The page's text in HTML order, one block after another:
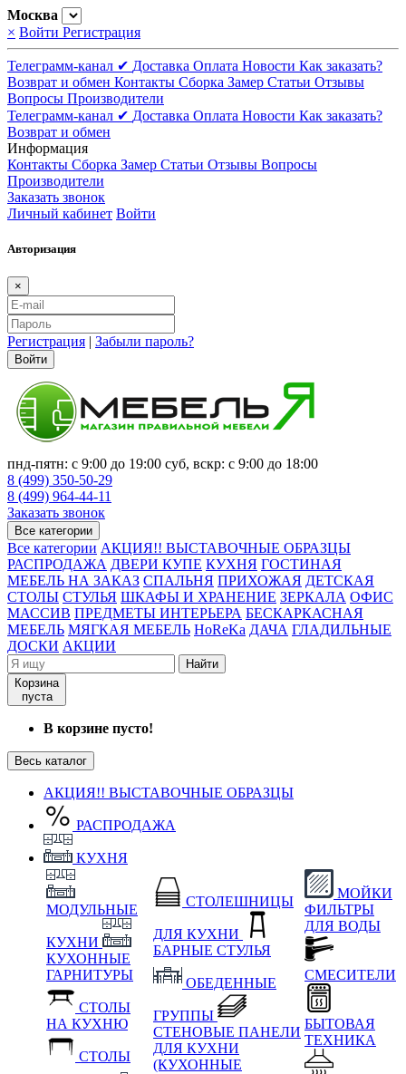
Москва
× Войти Регистрация
Телеграмм-канал ✔ Доставка Оплата Новости Как заказать?
Возврат и обмен Контакты Сборка Замер Статьи Отзывы
Вопросы Производители
Телеграмм-канал ✔ Доставка Оплата Новости Как заказать?
Возврат и обмен
Информация
Контакты Сборка Замер Статьи Отзывы Вопросы
Производители
Заказать звонок
Личный кабинет Войти
Авторизация
×
Регистрация | Забыли пароль?
Войти
пнд-пятн: с 9:00 до 19:00 суб, вскр: с 9:00 до 18:00
8 (499) 350-50-29
8 (499) 964-44-11
Заказать звонок
Все категории
Все категории АКЦИЯ!! ВЫСТАВОЧНЫЕ ОБРАЗЦЫ
РАСПРОДАЖА ДВЕРИ КУПЕ КУХНЯ ГОСТИНАЯ
МЕБЕЛЬ НА ЗАКАЗ СПАЛЬНЯ ПРИХОЖАЯ ДЕТСКАЯ
СТОЛЫ СТУЛЬЯ ШКАФЫ И ХРАНЕНИЕ ЗЕРКАЛА ОФИС
МАССИВ ПРЕДМЕТЫ ИНТЕРЬЕРА БЕСКАРКАСНАЯ
МЕБЕЛЬ МЯГКАЯ МЕБЕЛЬ HoReKa ДАЧА ГЛАДИЛЬНЫЕ
ДОСКИ АКЦИИ
Найти
Корзина
пуста
В корзине пусто!
Весь каталог
АКЦИЯ!! ВЫСТАВОЧНЫЕ ОБРАЗЦЫ
РАСПРОДАЖА
КУХНЯ
МОДУЛЬНЫЕ
КУХНИ
КУХОННЫЕ
ГАРНИТУРЫ
СТОЛЫ
НА КУХНЮ
СТОЛЫ
СТОЛЕШНИЦЫ
ДЛЯ КУХНИ
БАРНЫЕ СТУЛЬЯ
ОБЕДЕННЫЕ
ГРУППЫ
СТЕНОВЫЕ ПАНЕЛИ
ДЛЯ КУХНИ
(КУХОННЫЕ
МОЙКИ
ФИЛЬТРЫ
ДЛЯ ВОДЫ
СМЕСИТЕЛИ
БЫТОВАЯ
ТЕХНИКА